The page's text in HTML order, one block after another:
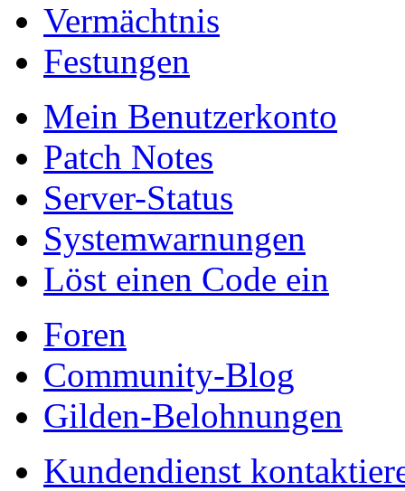
Vermächtnis
Festungen
Mein Benutzerkonto
Patch Notes
Server-Status
Systemwarnungen
Löst einen Code ein
Foren
Community-Blog
Gilden-Belohnungen
Kundendienst